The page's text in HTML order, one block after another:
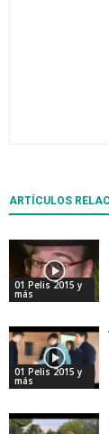
ARTÍCULOS
01 Pelis 2015 y
más
01 Pelis 2015 y
más